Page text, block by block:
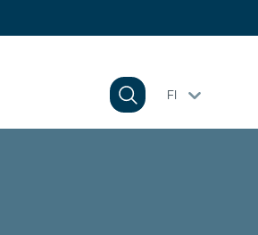
FI